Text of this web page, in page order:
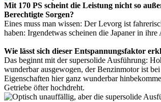
Mit 170 PS scheint die Leistung nicht so
Berechtigte Sorgen?
Eines muss man wissen: Der Levorg ist
haben: Irgendetwas scheinen die Japaner in
Wie lässt sich dieser Entspannungsfaktor
Das beginnt mit der supersolide Ausführung:
wunderbar ausgewogen, der Benzinmotor ist
Eigenschaften hier ganz wunderbar
Getriebe öfter hochdreht.